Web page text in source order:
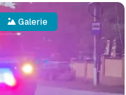
Galerie